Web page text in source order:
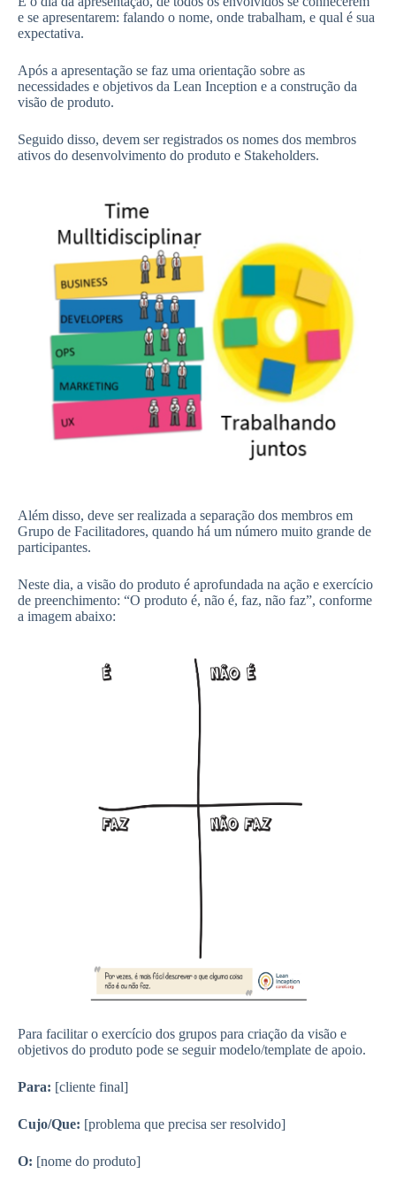
e se apresentarem: falando o nome, onde trabalham, e qual é sua
expectativa.
Após a apresentação se faz uma orientação sobre as
necessidades e objetivos da Lean Inception e a construção da
visão de produto.
Seguido disso, devem ser registrados os nomes dos membros
ativos do desenvolvimento do produto e Stakeholders.
Além disso, deve ser realizada a separação dos membros em
Grupo de Facilitadores, quando há um número muito grande de
participantes.
Neste dia, a visão do produto é aprofundada na ação e exercício
de preenchimento: “O produto é, não é, faz, não faz”, conforme
a imagem abaixo:
Para facilitar o exercício dos grupos para criação da visão e
objetivos do produto pode se seguir modelo/template de apoio.
Para: [cliente final]
Cujo/Que: [problema que precisa ser resolvido]
O: [nome do produto]